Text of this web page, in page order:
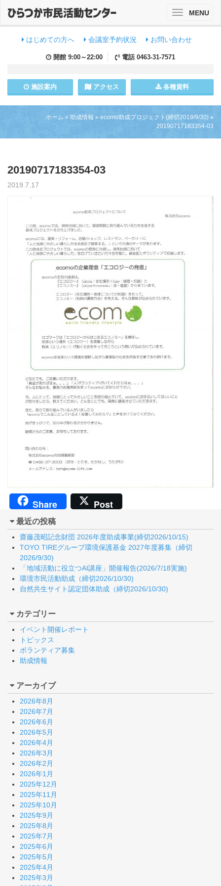
はじめての方へ 会議室予約状況 お問い合わせ
開館 9:00～22:00 電話 0463-31-7571
施設案内 アクセス 各種資料
ToggleMENU
ホーム » 助成情報 » ecomo助成プロジェクト(締切2019/9/30) »
20190717183354-03
20190717183354-03
2019.7.17
Share Post
最近の投稿
齋藤茂昭記念財団 2026年度助成事業(締切2026/10/15)
TOYO TIREグループ環境保護基金 2027年度募集（締切
2026/9/30)
「地域活動に役立つAI講座」開催報告(2026/7/18実施)
環境市民活動助成（締切2026/10/30)
自然共生サイト認定団体助成（締切2026/10/30)
カテゴリー
イベント開催レポート
トピックス
ボランティア募集
助成情報
アーカイブ
2026年8月
2026年7月
2026年6月
2026年5月
2026年4月
2026年3月
2026年2月
2026年1月
2025年12月
2025年11月
2025年10月
2025年9月
2025年8月
2025年7月
2025年6月
2025年5月
2025年4月
2025年3月